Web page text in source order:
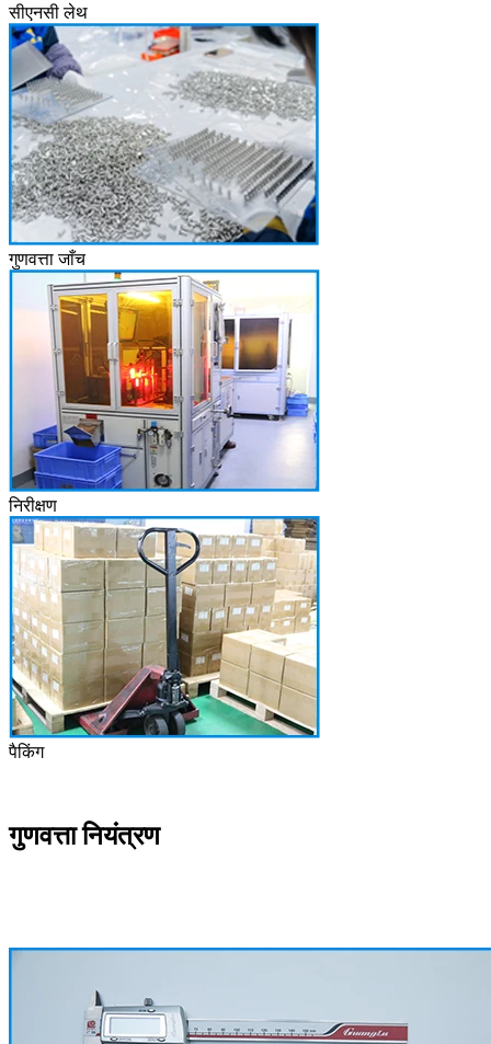
सीएनसी लेथ
गुणवत्ता जाँच
निरीक्षण
पैकिंग
गुणवत्ता नियंत्रण